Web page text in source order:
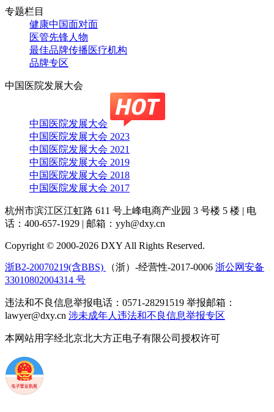
专题栏目
健康中国面对面
医管先锋人物
最佳品牌传播医疗机构
品牌专区
中国医院发展大会
中国医院发展大会
中国医院发展大会 2023
中国医院发展大会 2021
中国医院发展大会 2019
中国医院发展大会 2018
中国医院发展大会 2017
杭州市滨江区江虹路 611 号上峰电商产业园 3 号楼 5 楼 | 电
话：400-657-1929 | 邮箱：yyh@dxy.cn
Copyright © 2000-2026 DXY All Rights Reserved.
浙B2-20070219(含BBS) （浙）-经营性-2017-0006 浙公网安备
33010802004314 号
违法和不良信息举报电话：0571-28291519 举报邮箱：
lawyer@dxy.cn 涉未成年人违法和不良信息举报专区
本网站用字经北京北大方正电子有限公司授权许可